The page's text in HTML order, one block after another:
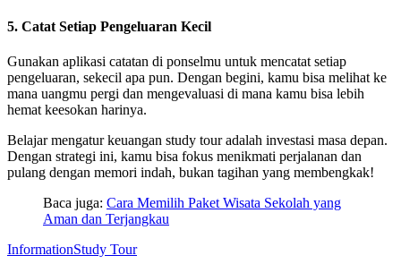
5. Catat Setiap Pengeluaran Kecil
Gunakan aplikasi catatan di ponselmu untuk mencatat setiap
pengeluaran, sekecil apa pun. Dengan begini, kamu bisa melihat ke
mana uangmu pergi dan mengevaluasi di mana kamu bisa lebih
hemat keesokan harinya.
Belajar mengatur keuangan study tour adalah investasi masa depan.
Dengan strategi ini, kamu bisa fokus menikmati perjalanan dan
pulang dengan memori indah, bukan tagihan yang membengkak!
Baca juga: Cara Memilih Paket Wisata Sekolah yang
Aman dan Terjangkau
InformationStudy Tour